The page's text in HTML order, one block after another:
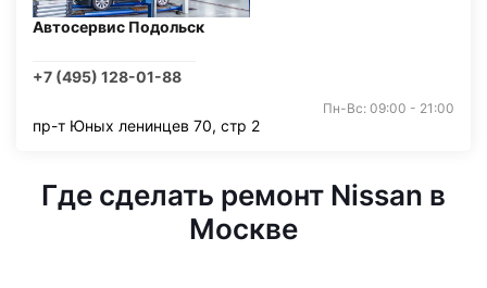
Автосервис Подольск
+7 (495) 128-01-88
Пн-Вс: 09:00 - 21:00
пр-т Юных ленинцев 70, стр 2
Где сделать ремонт Nissan в
Москве